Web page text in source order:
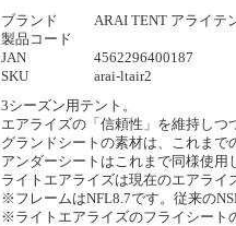
ブランド
ARAI TENT アライテ
製品コード
JAN
4562296400187
SKU
arai-ltair2
3シーズン用テント。
エアライズの「信頼性」を維持しつ
グランドシートの素材は、これまで
アンダーシートはこれまで同様使用
ライトエアライズは現在のエアライ
※フレームはNFL8.7です。従来の
※ライトエアライズのフライシート